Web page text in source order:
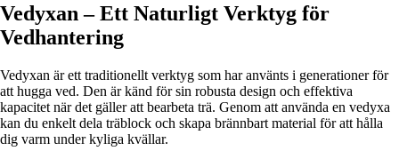
Vedyxan – Ett Naturligt Verktyg för
Vedhantering
Vedyxan är ett traditionellt verktyg som har använts i generationer för
att hugga ved. Den är känd för sin robusta design och effektiva
kapacitet när det gäller att bearbeta trä. Genom att använda en vedyxa
kan du enkelt dela träblock och skapa brännbart material för att hålla
dig varm under kyliga kvällar.